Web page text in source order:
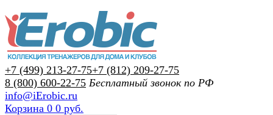
+7 (499) 213-27-75+7 (812) 209-27-75
8 (800) 600-22-75 Бесплатный звонок по РФ
info@iErobic.ru
Корзина 0 0 руб.